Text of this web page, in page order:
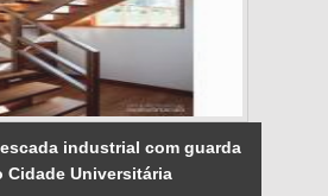
industrial com guarda
Cidade Universitária